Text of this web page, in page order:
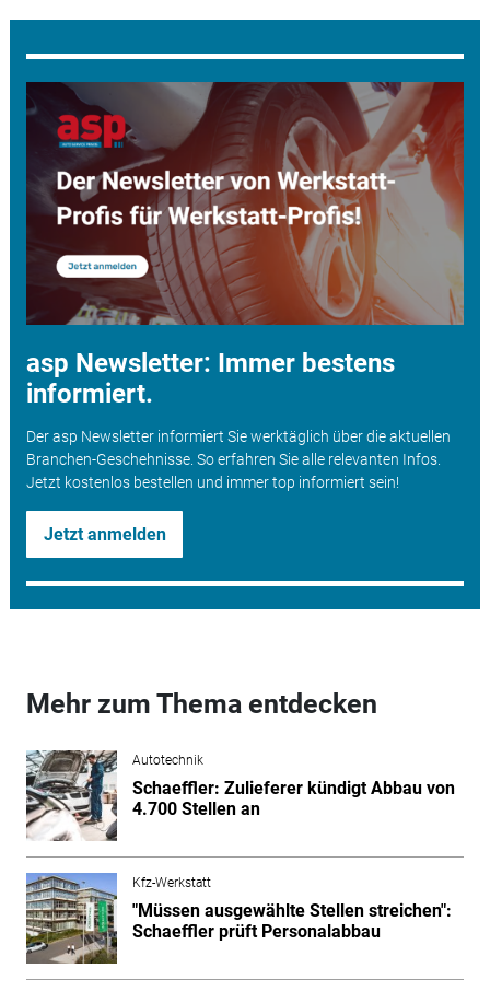
asp Newsletter: Immer bestens
informiert.
Der asp Newsletter informiert Sie werktäglich über die aktuellen
Branchen-Geschehnisse. So erfahren Sie alle relevanten Infos.
Jetzt kostenlos bestellen und immer top informiert sein!
Jetzt anmelden
Mehr zum Thema entdecken
Autotechnik
Schaeffler: Zulieferer kündigt Abbau von
4.700 Stellen an
Kfz-Werkstatt
"Müssen ausgewählte Stellen streichen":
Schaeffler prüft Personalabbau